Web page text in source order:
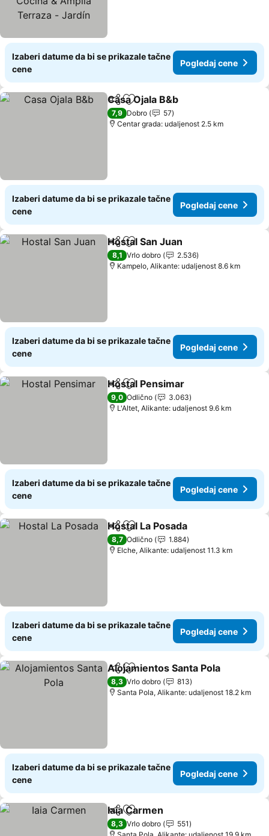
Izaberi datume da bi se prikazale tačne
cene
Pogledaj cene
Deli Dodati u favorite
Casa Ojala B&b
7,9 Dobro
57
Centar grada: udaljenost 2.5 km
Izaberi datume da bi se prikazale tačne
cene
Pogledaj cene
Deli Dodati u favorite
Hostal San Juan
8,1 Vrlo dobro
2.536
Kampelo, Alikante: udaljenost 8.6 km
Izaberi datume da bi se prikazale tačne
cene
Pogledaj cene
Deli Dodati u favorite
Hostal Pensimar
9,0 Odlično
3.063
L'Altet, Alikante: udaljenost 9.6 km
Izaberi datume da bi se prikazale tačne
cene
Pogledaj cene
Deli Dodati u favorite
Hostal La Posada
8,7 Odlično
1.884
Elche, Alikante: udaljenost 11.3 km
Izaberi datume da bi se prikazale tačne
cene
Pogledaj cene
Deli Dodati u favorite
Alojamientos Santa Pola
8,3 Vrlo dobro
813
Santa Pola, Alikante: udaljenost 18.2 km
Izaberi datume da bi se prikazale tačne
cene
Pogledaj cene
Deli Dodati u favorite
Iaia Carmen
8,3 Vrlo dobro
551